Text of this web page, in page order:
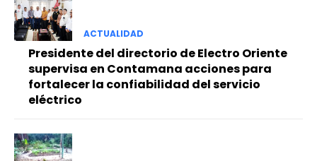
ACTUALIDAD
Presidente del directorio de Electro Oriente
supervisa en Contamana acciones para
fortalecer la confiabilidad del servicio
eléctrico